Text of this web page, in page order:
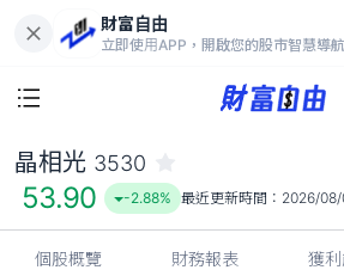
財富自由
立即使用APP，開啟您的股市智慧導航
53.90
-2.88%
晶相光 3530
53.90 -2.88% 最近更新時間： 2026/
個股概覽 財務報表 獲